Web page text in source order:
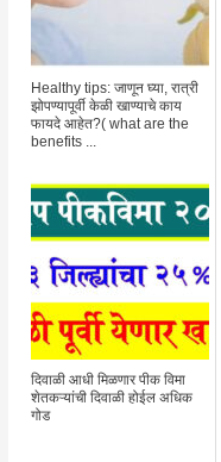
Healthy tips: जाणून घ्या, रात्री
झोपण्यापूर्वी केळी खाण्याचे काय
फायदे आहेत?( what are the
benefits ...
दिवाळी आधी मिळणार पीक विमा
शेतकऱ्यांची दिवाळी होईल अधिक
गोड